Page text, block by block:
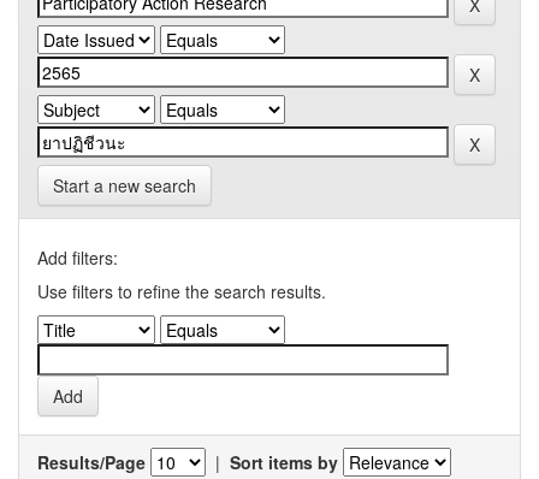
Start a new search
Add filters:
Use filters to refine the search results.
Results/Page | Sort items by